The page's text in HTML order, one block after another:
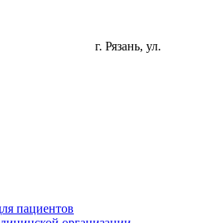
г. Рязань, ул.
пациентов